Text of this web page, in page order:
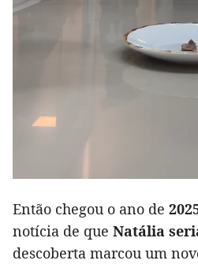
Então chegou o ano de
notícia de que Natália
descoberta marcou um